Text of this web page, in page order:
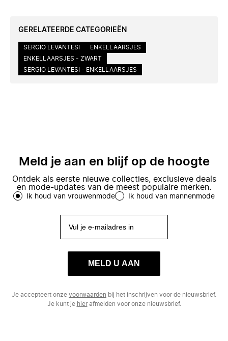
GERELATEERDE CATEGORIEËN
SERGIO LEVANTESI
ENKELLAARSJES
ENKELLAARSJES - ZWART
SERGIO LEVANTESI - ENKELLAARSJES
Meld je aan en blijf op de hoogte
Ontdek als eerste nieuwe collecties, exclusieve deals
en mode-updates van de meest populaire merken.
Ik houd van vrouwenmode Ik houd van mannenmode
MELD U AAN
Je accepteert onze voorwaarden bij het inschrijven voor de nieuwsbrief.
Je kunt je hierafmelden voor onze nieuwsbrief.